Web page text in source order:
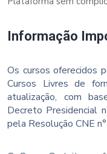
Informação
Os cursos oferecidos
Cursos Livres de
atualização, com
Decreto Presidencial
pela Resolução CNE